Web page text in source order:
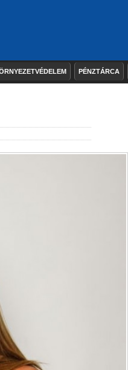
PÉNZTÁRCA